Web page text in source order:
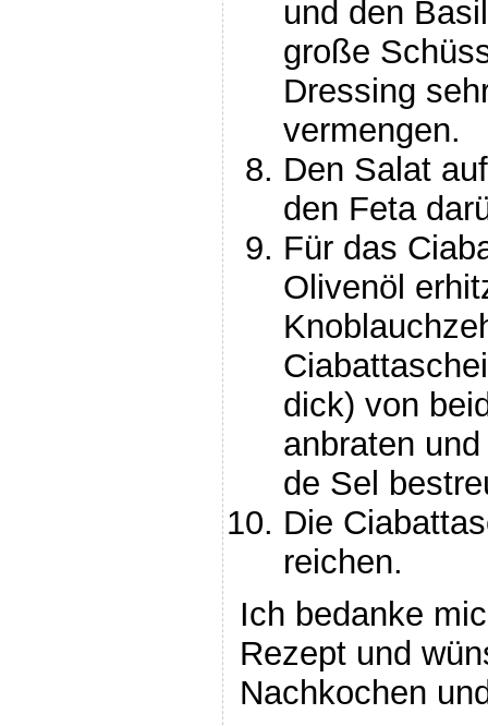
und den
große
Dressing
vermengen.
Den Salat
den Feta
Für das
Olivenöl
dick) von
anbraten
de Sel
Die
reichen.
Ich bedanke
Rezept und
Nachkochen